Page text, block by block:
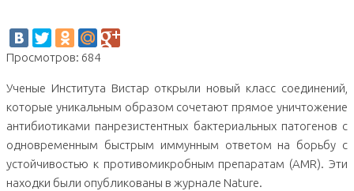
Просмотров: 684
Ученые Института Вистар открыли новый класс соединений,
которые уникальным образом сочетают прямое уничтожение
антибиотиками панрезистентных бактериальных патогенов с
одновременным быстрым иммунным ответом на борьбу с
устойчивостью к противомикробным препаратам (AMR). Эти
находки были опубликованы в журнале Nature.